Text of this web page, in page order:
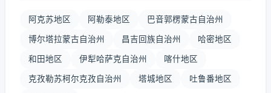
阿克苏地区 阿勒泰地区 巴音郭楞蒙古自治州
博尔塔拉蒙古自治州 昌吉回族自治州 哈密地区
和田地区 伊犁哈萨克自治州 喀什地区
克孜勒苏柯尔克孜自治州 塔城地区 吐鲁番地区